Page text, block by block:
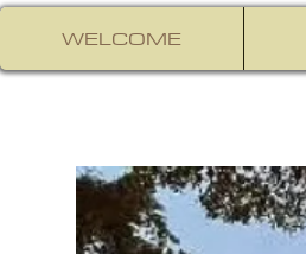
WELCOME